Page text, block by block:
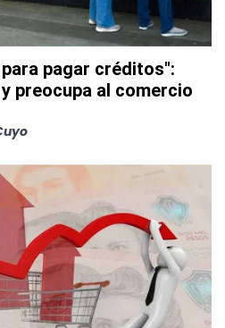
pagar créditos":
preocupa al comercio